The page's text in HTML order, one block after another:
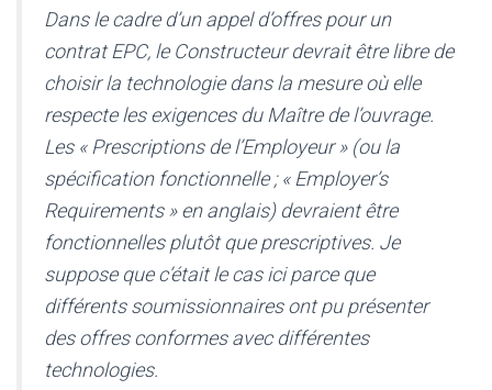
Dans le cadre d’un appel d’offres pour un
contrat EPC, le Constructeur devrait être libre de
choisir la technologie dans la mesure où elle
respecte les exigences du Maître de l’ouvrage.
Les « Prescriptions de l’Employeur » (ou la
spécification fonctionnelle ; « Employer’s
Requirements » en anglais) devraient être
fonctionnelles plutôt que prescriptives. Je
suppose que c’était le cas ici parce que
différents soumissionnaires ont pu présenter
des offres conformes avec différentes
technologies.